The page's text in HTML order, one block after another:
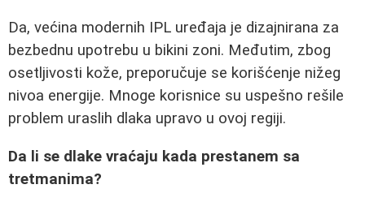
Da, većina modernih IPL uređaja je dizajnirana za
bezbednu upotrebu u bikini zoni. Međutim, zbog
osetljivosti kože, preporučuje se korišćenje nižeg
nivoa energije. Mnoge korisnice su uspešno rešile
problem uraslih dlaka upravo u ovoj regiji.
Da li se dlake vraćaju kada prestanem sa
tretmanima?